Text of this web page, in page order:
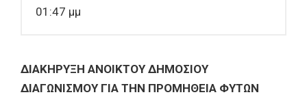
01:47 μμ
ΔΙΑΚΗΡΥΞΗ ΑΝΟΙΚΤΟΥ ΔΗΜΟΣΙΟΥ
ΔΙΑΓΩΝΙΣΜΟΥ ΓΙΑ ΤΗΝ ΠΡΟΜΗΘΕΙΑ ΦΥΤΩΝ